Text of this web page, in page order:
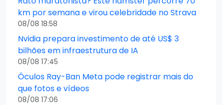
km por semana e virou celebridade no Strava
08/08 18:58
Nvidia prepara investimento de até US$ 3
bilhões em infraestrutura de IA
08/08 17:45
Óculos Ray-Ban Meta pode registrar mais do
que fotos e vídeos
08/08 17:06